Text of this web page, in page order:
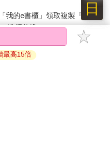
我的e書櫃」領取複製『兌換
進行兌換。
買的電子書僅能以金石堂專屬
最高15倍
日